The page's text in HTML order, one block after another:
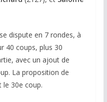
dispute en 7 rondes, à
40 coups, plus 30
avec un ajout de
La proposition de
le 30e coup.